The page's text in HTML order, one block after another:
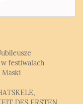
w festiwalach
Maski